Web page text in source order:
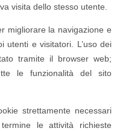
visita dello stesso utente.
migliorare la navigazione e
utenti e visitatori. L’uso dei
tramite il browser web;
le funzionalità del sito
strettamente necessari
le attività richieste